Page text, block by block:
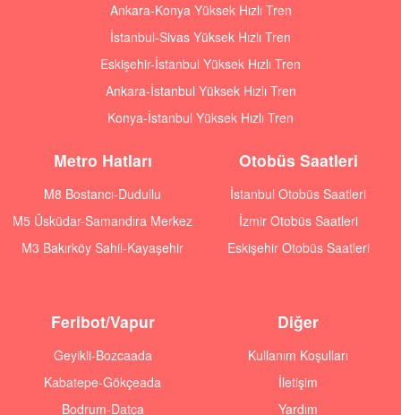
Ankara-Konya Yüksek Hızlı Tren
İstanbul-Sivas Yüksek Hızlı Tren
Eskişehir-İstanbul Yüksek Hızlı Tren
Ankara-İstanbul Yüksek Hızlı Tren
Konya-İstanbul Yüksek Hızlı Tren
Metro Hatları
M8 Bostancı-Dudullu
M5 Üsküdar-Samandıra Merkez
M3 Bakırköy Sahil-Kayaşehir
Otobüs Saatleri
İstanbul Otobüs Saatleri
İzmir Otobüs Saatleri
Eskişehir Otobüs Saatleri
Feribot/Vapur
Geyikli-Bozcaada
Kabatepe-Gökçeada
Bodrum-Datça
Diğer
Kullanım Koşulları
İletişim
Yardım